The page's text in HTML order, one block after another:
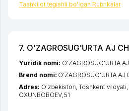
Tashkilot tegishli bo'lgan Rubrikalar
7. O'ZAGROSUG'URTA AJ
Yuridik nomi: O'ZAGROSUG'URTA
Brend nomi: O'ZAGROSUG'URTA AJ
Adres: O'zbekiston,Toshkent viloyati,
OXUNBOBOEV, 51